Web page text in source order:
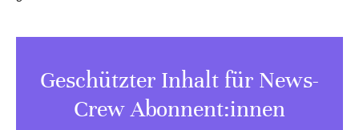
Geschützter Inhalt für News-
Crew Abonnent:innen